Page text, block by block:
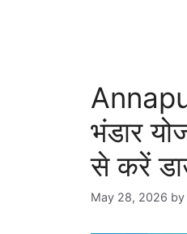
भंडार
से करें
May 28, 2026 by